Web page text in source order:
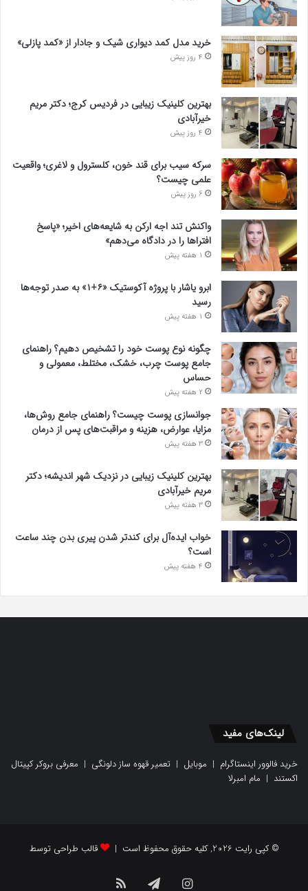
خرید مدل کمد دیواری شیک و جادار از «کمد پازلی»
4 روز پیش
بهترین کلینیک زیبایی در فردیس کرج؛ دکتر مریم
خیرآبادی
4 روز پیش
سرکه سیب برای قند خون، کلسترول و لاغری؛ واقعیت
علمی چیست؟
6 روز پیش
واکنش تند اجه ارکن به شایعه‌های اخیر؛ «پاسخ
افتراها را در دادگاه می‌دهم»
1 هفته پیش
ابرو یاشار با پروژه آکوستیک «۶+۱» به صدر توجه‌ها
رسید
1 هفته پیش
چگونه نوع پوست خود را تشخیص دهیم؟ راهنمای
جامع پوست چرب، خشک، مختلط، معمولی و
حساس
2 هفته پیش
جوانسازی پوست چیست؟ راهنمای جامع روش‌ها،
مزایا، عوارض، هزینه و مراقبت‌های پس از درمان
3 هفته پیش
بهترین کلینیک زیبایی در نزدیک شهر اندیشه؛ دکتر
مریم خیرآبادی
3 هفته پیش
خواب ایده‌آل برای کندتر شدن پیری بدن چند ساعت
است؟
4 هفته پیش
لینک‌های مفید
خرید فالوور اینستاگرام | موبایل | تعمیر قهوه ساز دلونگی | معرفی بروکر کپیتال
اکستند | مام امبرلا
© کپی رایت 2026, کلیه حقوق محفوظ است | قالب طراحی توسط
اینستاگرامتلگرامخوراک